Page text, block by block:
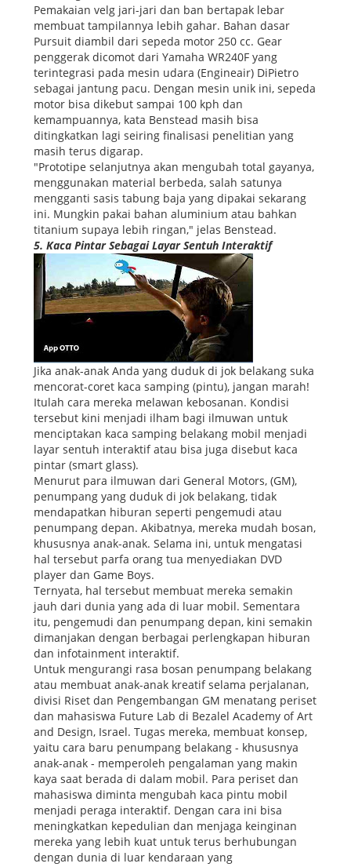
Pemakaian velg jari-jari dan ban bertapak lebar
membuat tampilannya lebih gahar. Bahan dasar
Pursuit diambil dari sepeda motor 250 cc. Gear
penggerak dicomot dari Yamaha WR240F yang
terintegrasi pada mesin udara (Engineair) DiPietro
sebagai jantung pacu. Dengan mesin unik ini, sepeda
motor bisa dikebut sampai 100 kph dan
kemampuannya, kata Benstead masih bisa
ditingkatkan lagi seiring finalisasi penelitian yang
masih terus digarap.
"Prototipe selanjutnya akan mengubah total gayanya,
menggunakan material berbeda, salah satunya
mengganti sasis tabung baja yang dipakai sekarang
ini. Mungkin pakai bahan aluminium atau bahkan
titanium supaya lebih ringan," jelas Benstead.
5. Kaca Pintar Sebagai Layar Sentuh Interaktif
Jika anak-anak Anda yang duduk di jok belakang suka
mencorat-coret kaca samping (pintu), jangan marah!
Itulah cara mereka melawan kebosanan. Kondisi
tersebut kini menjadi ilham bagi ilmuwan untuk
menciptakan kaca samping belakang mobil menjadi
layar sentuh interaktif atau bisa juga disebut kaca
pintar (smart glass).
Menurut para ilmuwan dari General Motors, (GM),
penumpang yang duduk di jok belakang, tidak
mendapatkan hiburan seperti pengemudi atau
penumpang depan. Akibatnya, mereka mudah bosan,
khususnya anak-anak. Selama ini, untuk mengatasi
hal tersebut parfa orang tua menyediakan DVD
player dan Game Boys.
Ternyata, hal tersebut membuat mereka semakin
jauh dari dunia yang ada di luar mobil. Sementara
itu, pengemudi dan penumpang depan, kini semakin
dimanjakan dengan berbagai perlengkapan hiburan
dan infotainment interaktif.
Untuk mengurangi rasa bosan penumpang belakang
atau membuat anak-anak kreatif selama perjalanan,
divisi Riset dan Pengembangan GM menatang periset
dan mahasiswa Future Lab di Bezalel Academy of Art
and Design, Israel. Tugas mereka, membuat konsep,
yaitu cara baru penumpang belakang - khususnya
anak-anak - memperoleh pengalaman yang makin
kaya saat berada di dalam mobil. Para periset dan
mahasiswa diminta mengubah kaca pintu mobil
menjadi peraga interaktif. Dengan cara ini bisa
meningkatkan kepedulian dan menjaga keinginan
mereka yang lebih kuat untuk terus berhubungan
dengan dunia di luar kendaraan yang